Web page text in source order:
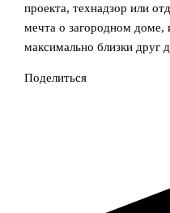
проекта, технадзор или
мечта о загородном доме,
максимально близки друг
Поделиться